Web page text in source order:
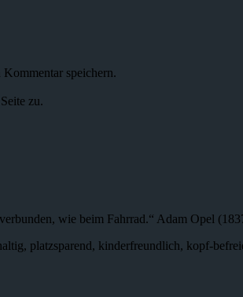
speichern.
zu.
wie beim Fahrrad.“ Adam Opel
platzsparend, kinderfreundlich, kopf-